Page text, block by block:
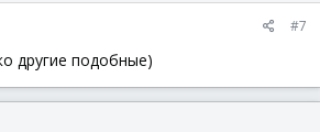
#7
другие подобные)